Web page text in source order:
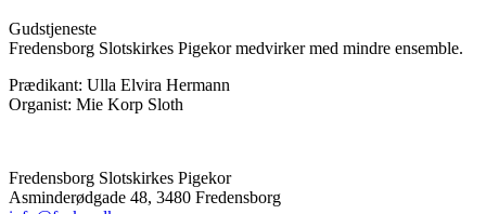
Gudstjeneste
Fredensborg Slotskirkes Pigekor medvirker med mindre ensemble.
Prædikant: Ulla Elvira Hermann
Organist: Mie Korp Sloth
Fredensborg Slotskirkes Pigekor
Asminderødgade 48, 3480 Fredensborg